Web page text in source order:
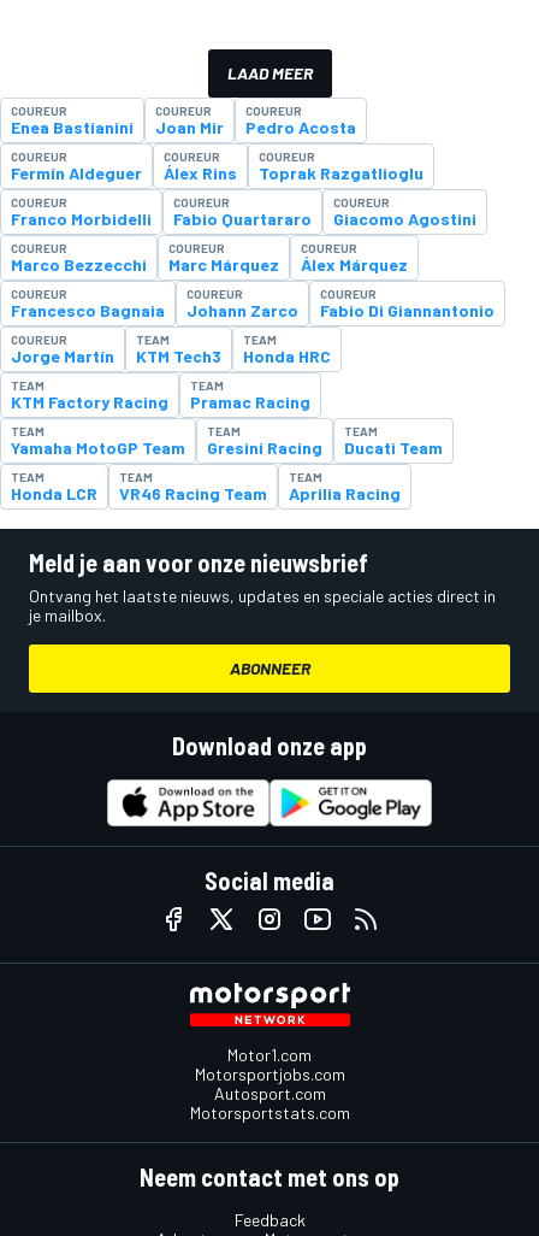
LAAD MEER
COUREUR
Enea Bastianini
COUREUR
Joan Mir
COUREUR
Pedro Acosta
COUREUR
Fermín Aldeguer
COUREUR
Álex Rins
COUREUR
Toprak Razgatlioglu
COUREUR
Franco Morbidelli
COUREUR
Fabio Quartararo
COUREUR
Giacomo Agostini
COUREUR
Marco Bezzecchi
COUREUR
Marc Márquez
COUREUR
Álex Márquez
COUREUR
Francesco Bagnaia
COUREUR
Johann Zarco
COUREUR
Fabio Di Giannantonio
COUREUR
Jorge Martín
TEAM
KTM Tech3
TEAM
Honda HRC
TEAM
KTM Factory Racing
TEAM
Pramac Racing
TEAM
Yamaha MotoGP Team
TEAM
Gresini Racing
TEAM
Ducati Team
TEAM
Honda LCR
TEAM
VR46 Racing Team
TEAM
Aprilia Racing
Meld je aan voor onze nieuwsbrief
Ontvang het laatste nieuws, updates en speciale acties direct in
je mailbox.
ABONNEER
Download onze app
Social media
Motor1.com
Motorsportjobs.com
Autosport.com
Motorsportstats.com
Neem contact met ons op
Feedback